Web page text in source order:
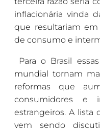
inflacionária vinda
que resultariam
de consumo e
Para o Brasil
mundial tornam
reformas que
consumidores e
estrangeiros. A lista
vem sendo